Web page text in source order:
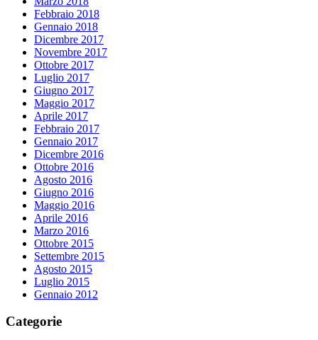
Febbraio 2018
Gennaio 2018
Dicembre 2017
Novembre 2017
Ottobre 2017
Luglio 2017
Giugno 2017
Maggio 2017
Aprile 2017
Febbraio 2017
Gennaio 2017
Dicembre 2016
Ottobre 2016
Agosto 2016
Giugno 2016
Maggio 2016
Aprile 2016
Marzo 2016
Ottobre 2015
Settembre 2015
Agosto 2015
Luglio 2015
Gennaio 2012
Categorie